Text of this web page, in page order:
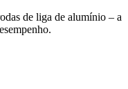
de liga de alumínio – a